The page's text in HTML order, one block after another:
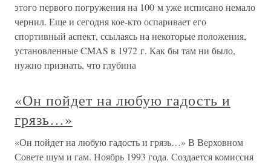
этого первого погружения на 100 м уже исписано немало
чернил. Еще и сегодня кое-кто оспаривает его
спортивный аспект, ссылаясь на некоторые положения,
установленные CMAS в 1972 г. Как бы там ни было,
нужно признать, что глубина
«Он пойдет на любую гадость и
грязь…»
«Он пойдет на любую гадость и грязь…» В Верховном
Совете шум и гам. Ноябрь 1993 года. Создается комиссия